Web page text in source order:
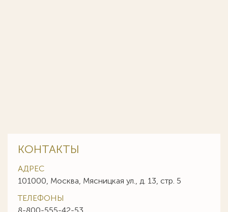
КОНТАКТЫ
АДРЕС
101000, Москва, Мясницкая ул., д. 13, стр. 5
ТЕЛЕФОНЫ